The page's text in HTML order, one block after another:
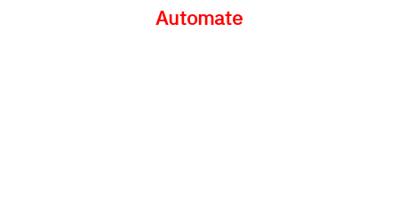
Automate